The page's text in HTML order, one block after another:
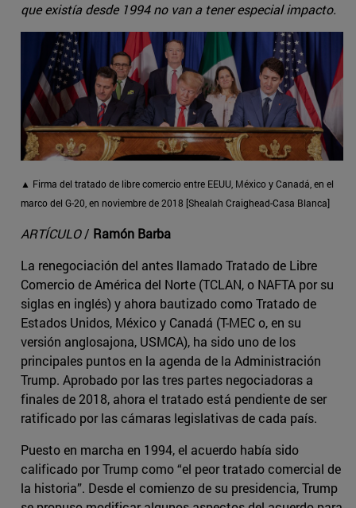
que existía desde 1994 no van a tener especial impacto.
▲ Firma del tratado de libre comercio entre EEUU, México y Canadá, en el
marco del G-20, en noviembre de 2018 [Shealah Craighead-Casa Blanca]
ARTÍCULO/ Ramón Barba
La renegociación del antes llamado Tratado de Libre
Comercio de América del Norte (TCLAN, o NAFTA por su
siglas en inglés) y ahora bautizado como Tratado de
Estados Unidos, México y Canadá (T-MEC o, en su
versión anglosajona, USMCA), ha sido uno de los
principales puntos en la agenda de la Administración
Trump. Aprobado por las tres partes negociadoras a
finales de 2018, ahora el tratado está pendiente de ser
ratificado por las cámaras legislativas de cada país.
Puesto en marcha en 1994, el acuerdo había sido
calificado por Trump como “el peor tratado comercial de
la historia”. Desde el comienzo de su presidencia, Trump